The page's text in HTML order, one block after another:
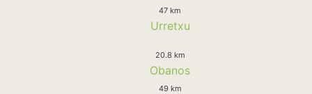
47 km
Urretxu
20.8 km
Obanos
49 km